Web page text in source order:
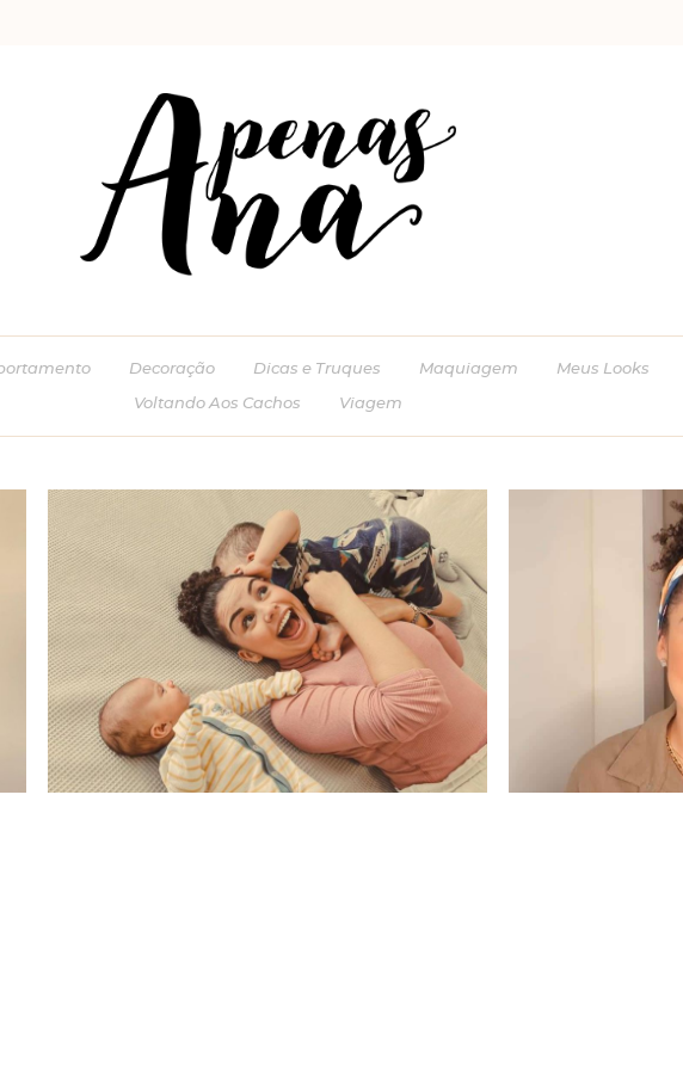
Decoração Dicas e Truques Maquiagem Meus Looks
Voltando Aos Cachos Viagem